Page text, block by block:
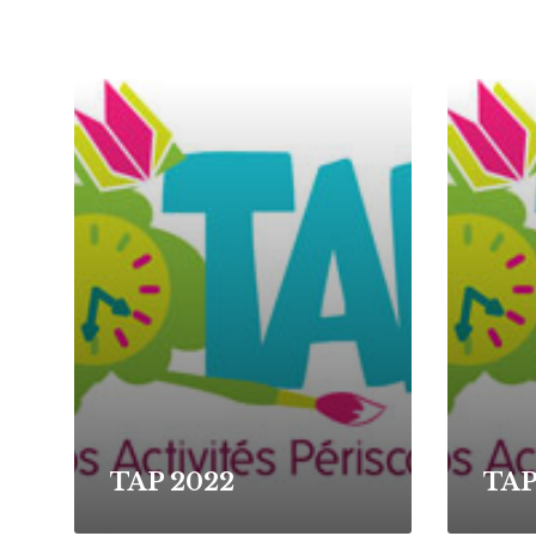
TAP 2022
Read
More
Read
More